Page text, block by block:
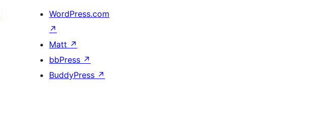
WordPress.com
↗
Matt ↗
bbPress ↗
BuddyPress ↗